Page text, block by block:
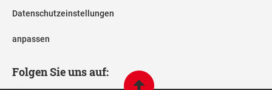
Datenschutzeinstellungen
anpassen
Folgen Sie uns auf: